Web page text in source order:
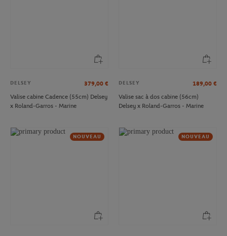
DELSEY 379,00 €
Valise cabine Cadence (55cm) Delsey
x Roland-Garros - Marine
DELSEY 189,00 €
Valise sac à dos cabine (56cm)
Delsey x Roland-Garros - Marine
NOUVEAU NOUVEAU